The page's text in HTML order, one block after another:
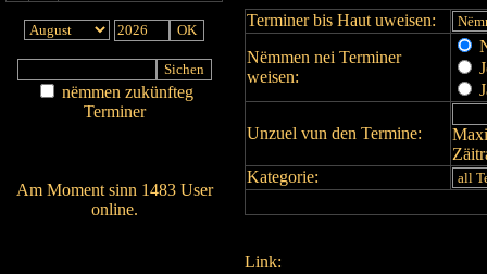
nëmmen zukünfteg
Terminer
Am Moment sinn 1483 User
online.
Terminer bis Haut uweisen:
Nëmmen nei Terminer
weisen:
Unzuel vun den Termine:
Kategorie:
Link: